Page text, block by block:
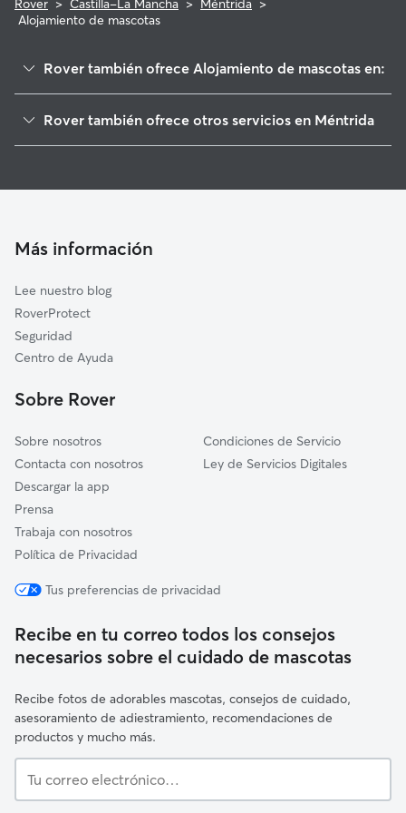
Rover > Castilla-La Mancha > Méntrida >
Alojamiento de mascotas
Rover también ofrece Alojamiento de mascotas en:
Villamanta
Villa del Prado
Casarrubios del Monte
Chapinería
Almorox
Navas del Rey
Rover también ofrece otros servicios en Méntrida
Cuidadores a domicilio en Mentrida
Más información
Lee nuestro blog
RoverProtect
Seguridad
Centro de Ayuda
Sobre Rover
Sobre nosotros
Contacta con nosotros
Descargar la app
Prensa
Trabaja con nosotros
Política de Privacidad
Condiciones de Servicio
Ley de Servicios Digitales
Tus preferencias de privacidad
Recibe en tu correo todos los consejos
necesarios sobre el cuidado de mascotas
Recibe fotos de adorables mascotas, consejos de cuidado,
asesoramiento de adiestramiento, recomendaciones de
productos y mucho más.
correo